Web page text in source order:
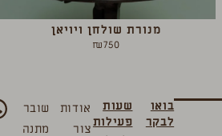
מנורת שולחן ויויאן
₪750
בואו
לבקר
שעות
פעילות
אודות
צור
שובר
מתנה